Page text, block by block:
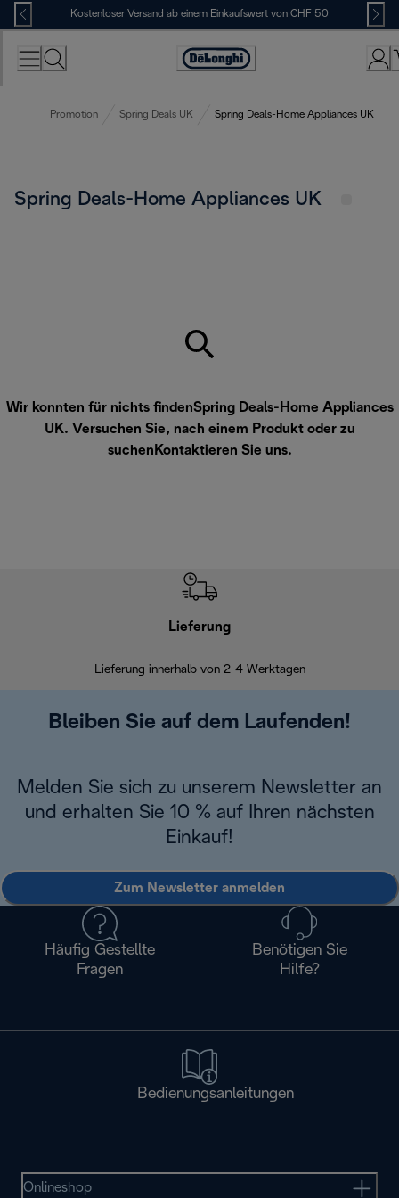
Skip
to
Content
Kostenloser Versand ab einem Einkaufswert von CHF 50
Erklärung
Zugänglichkeit
Promotion Spring Deals UK Spring Deals-Home Appliances UK
Spring Deals-Home Appliances UK
Wir konnten für nichts findenSpring Deals-Home Appliances
UK. Versuchen Sie, nach einem Produkt oder zu
suchen Kontaktieren Sie uns.
Lieferung
Lieferung innerhalb von 2-4 Werktagen
Bleiben Sie auf dem Laufenden!
Melden Sie sich zu unserem Newsletter an
und erhalten Sie 10 % auf Ihren nächsten
Einkauf!
Zum Newsletter anmelden
Häufig Gestellte
Fragen
Benötigen Sie
Hilfe?
Bedienungsanleitungen
Onlineshop